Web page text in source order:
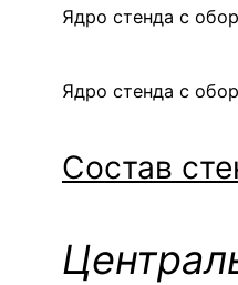
Ядро стенда с
Ядро стенда с
Состав